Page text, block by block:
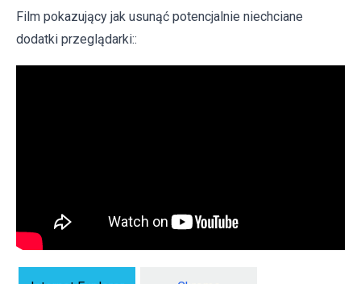
Film pokazujący jak usunąć potencjalnie niechciane
dodatki przeglądarki::